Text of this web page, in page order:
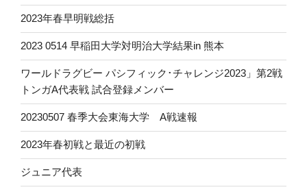
2023年春早明戦総括
2023 0514 早稲田大学対明治大学結果in 熊本
ワールドラグビー パシフィック･チャレンジ2023」第2戦
トンガA代表戦 試合登録メンバー
20230507 春季大会東海大学 A戦速報
2023年春初戦と最近の初戦
ジュニア代表